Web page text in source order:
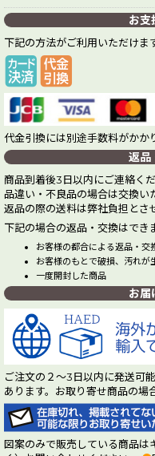
お支
下記の方法がご利用いただけま
代金引換には別途手数料がかか
返品
商品到着後3日以内にご連絡くだ
品違い・不良品の場合は交換い
返品の際の送料は弊社負担とさ
下記の場合の返品・交換はでき
お客様の都合による返品・交
お客様のもとで破損、汚れが
一度開封した商品
お届
ご注文の２～3日以内に発送可
あります。お取り寄せ商品の場
図案のみで販売している商品は